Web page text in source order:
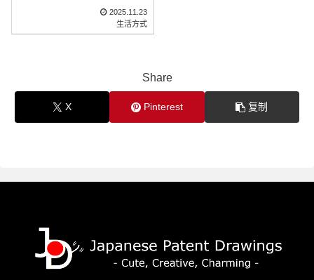
2025.11.23
生活方式
Share
X Pinterest 复制